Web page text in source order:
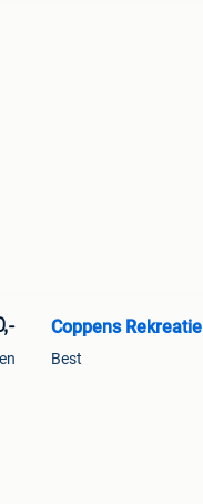
Coppens Rekreatie
Best